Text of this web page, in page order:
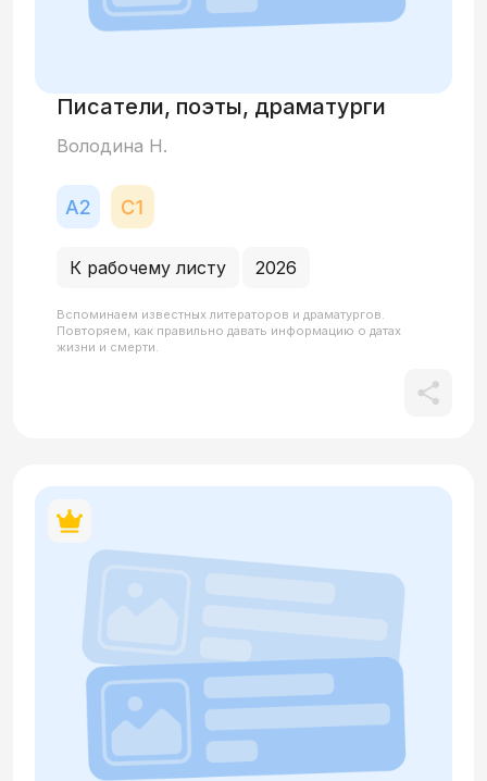
Писатели, поэты, драматурги
Володина Н.
К рабочему листу 2026
Вспоминаем известных литераторов и драматургов.
Повторяем, как правильно давать информацию о датах
жизни и смерти.